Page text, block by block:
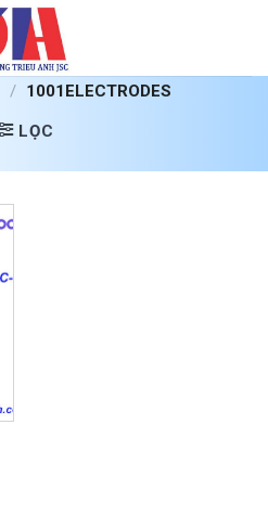
/ 1001ELECTRODES
LỌC